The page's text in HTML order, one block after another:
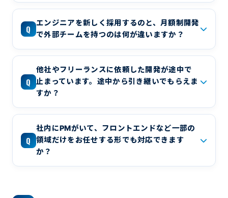
Q
エンジニアを新しく採用するのと、月額制開発
で外部チームを持つのは何が違いますか？
Q
他社やフリーランスに依頼した開発が途中で
止まっています。途中から引き継いでもらえま
すか？
Q
社内にPMがいて、フロントエンドなど一部の
領域だけをお任せする形でも対応できます
か？